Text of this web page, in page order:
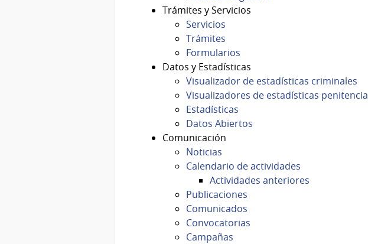
Trámites y Servicios
Servicios
Trámites
Formularios
Datos y Estadísticas
Visualizador de estadísticas criminales
Visualizadores de estadísticas
Estadísticas
Datos Abiertos
Comunicación
Noticias
Calendario de actividades
Actividades anteriores
Publicaciones
Comunicados
Convocatorias
Campañas